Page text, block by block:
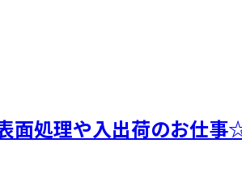
面処理や入出荷のお仕